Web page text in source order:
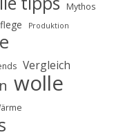
Mythos
Produktion
Vergleich
wolle